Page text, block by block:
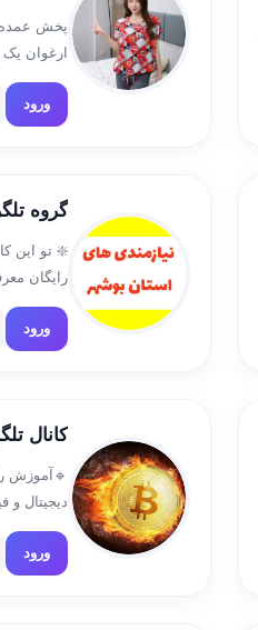
پخش عمده
ورود
گروه
❇️ تو این
رایگان
[…]
ورود
کانال
🔹آموزش
دیجیتال و
نحوه خرید
ورود